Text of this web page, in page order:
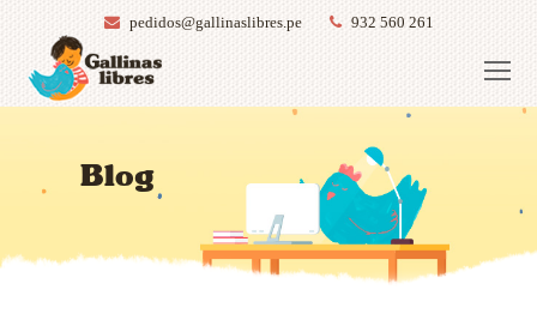
pedidos@gallinaslibres.pe 932 560 261
Blog